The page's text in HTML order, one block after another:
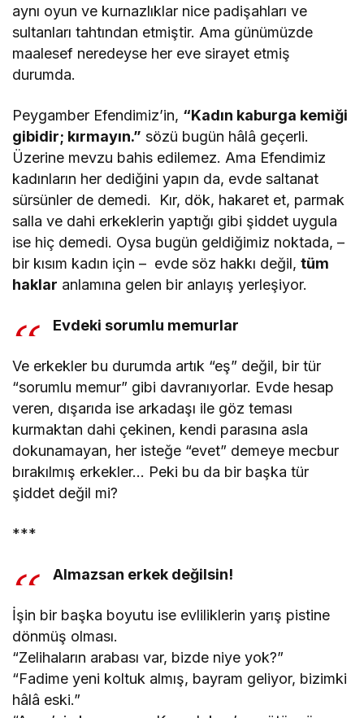
aynı oyun ve kurnazlıklar nice padişahları ve
sultanları tahtından etmiştir. Ama günümüzde
maalesef neredeyse her eve sirayet etmiş
durumda.
Peygamber Efendimiz’in, “Kadın kaburga kemiği
gibidir; kırmayın.” sözü bugün hâlâ geçerli.
Üzerine mevzu bahis edilemez. Ama Efendimiz
kadınların her dediğini yapın da, evde saltanat
sürsünler de demedi. Kır, dök, hakaret et, parmak
salla ve dahi erkeklerin yaptığı gibi şiddet uygula
ise hiç demedi. Oysa bugün geldiğimiz noktada, –
bir kısım kadın için – evde söz hakkı değil,tüm
haklar anlamına gelen bir anlayış yerleşiyor.
Evdeki sorumlu memurlar
Ve erkekler bu durumda artık “eş” değil, bir tür
“sorumlu memur” gibi davranıyorlar. Evde hesap
veren, dışarıda ise arkadaşı ile göz teması
kurmaktan dahi çekinen, kendi parasına asla
dokunamayan, her isteğe “evet” demeye mecbur
bırakılmış erkekler… Peki bu da bir başka tür
şiddet değil mi?
***
Almazsan erkek değilsin!
İşin bir başka boyutu ise evliliklerin yarış pistine
dönmüş olması.
“Zelihaların arabası var, bizde niye yok?”
“Fadime yeni koltuk almış, bayram geliyor, bizimki
hâlâ eski.”